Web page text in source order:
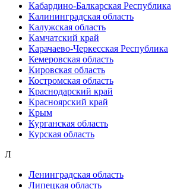
Кабардино-Балкарская Республика
Калининградская область
Калужская область
Камчатский край
Карачаево-Черкесская Республика
Кемеровская область
Кировская область
Костромская область
Краснодарский край
Красноярский край
Крым
Курганская область
Курская область
Л
Ленинградская область
Липецкая область